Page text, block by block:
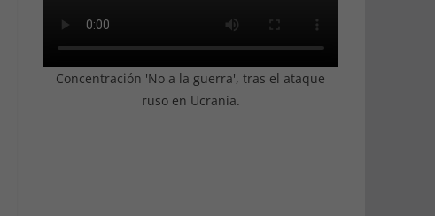
Concentración 'No a la guerra', tras el ataque
ruso en Ucrania.